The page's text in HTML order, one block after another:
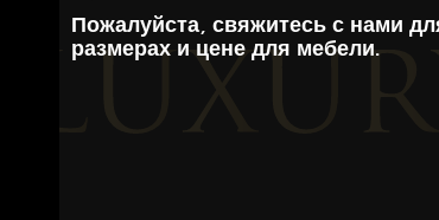
Пожалуйста, свяжитесь с нами
размерах и цене для мебели.